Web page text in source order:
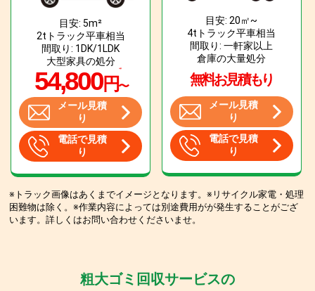
目安: 5m²
2tトラック平車相当
間取り: 1DK/1LDK
大型家具の処分
54,800円〜
メール見積
り
電話で見積
り
目安: 20㎡~
4tトラック平車相当
間取り: 一軒家以上
倉庫の大量処分
無料お見積もり
メール見積
り
電話で見積
り
※トラック画像はあくまでイメージとなります。※リサイクル家電・処理
困難物は除く。※作業内容によっては別途費用がが発生することがござ
います。詳しくはお問い合わせくださいませ。
粗大ゴミ回収サービスの